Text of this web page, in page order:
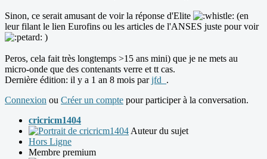
Sinon, ce serait amusant de voir la réponse d'Elite
(en
leur filant le lien Eurofins ou les articles de l'ANSES juste pour voir
)
Peros, cela fait très longtemps >15 ans mini) que je ne mets au
micro-onde que des contenants verre et tt cas.
Dernière édition: il y a 1 an 8 mois parjfd_ .
Connexion ou Créer un compte pour participer à la conversation.
cricricm1404
Auteur du sujet
Hors Ligne
Membre premium